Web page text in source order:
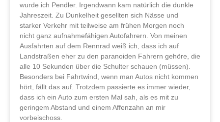
wurde ich Pendler. Irgendwann kam natürlich die dunkle
Jahreszeit. Zu Dunkelheit gesellten sich Nässe und
starker Verkehr mit teilweise am frühen Morgen noch
nicht ganz aufnahmefähigen Autofahrern. Von meinen
Ausfahrten auf dem Rennrad weiß ich, dass ich auf
Landstraßen eher zu den paranoiden Fahrern gehöre, die
alle 10 Sekunden über die Schulter schauen (müssen).
Besonders bei Fahrtwind, wenn man Autos nicht kommen
hört, fällt das auf. Trotzdem passierte es immer wieder,
dass ich ein Auto zum ersten Mal sah, als es mit zu
geringem Abstand und einem Affenzahn an mir
vorbeischoss.